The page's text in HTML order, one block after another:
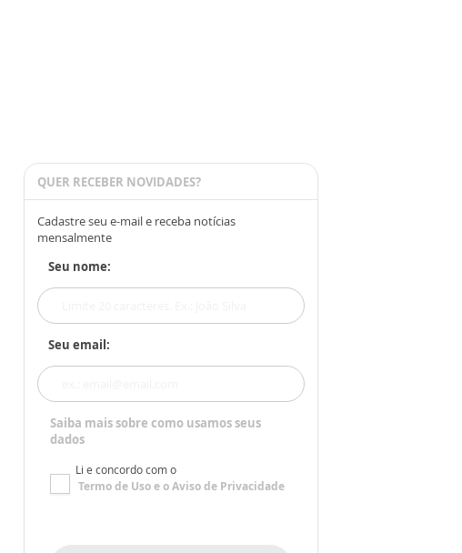
QUER RECEBER NOVIDADES?
Cadastre seu e-mail e receba notícias
mensalmente
Seu nome:
Seu email:
Saiba mais sobre como usamos seus
dados
Li e concordo com o
Termo de Usoe oAviso de Privacidade